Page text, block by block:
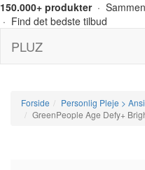
150.000+ produkter·
· Find det bedste tilbud
PLUZ
Forside
Personlig Pleje >
GreenPeople Age Defy+